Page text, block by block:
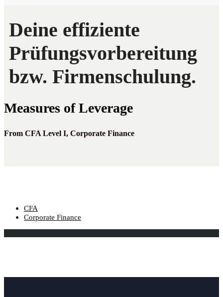
Mea­su­res of Leverage
From CFA Level I, Corporate Finance
CFA
Corporate Finance